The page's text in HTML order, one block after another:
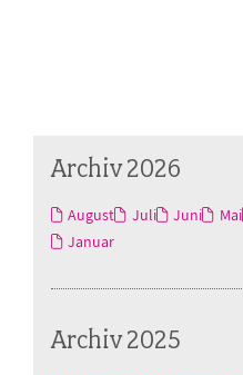
Archiv 2026
August Juli Juni Mai
Januar
Archiv 2025